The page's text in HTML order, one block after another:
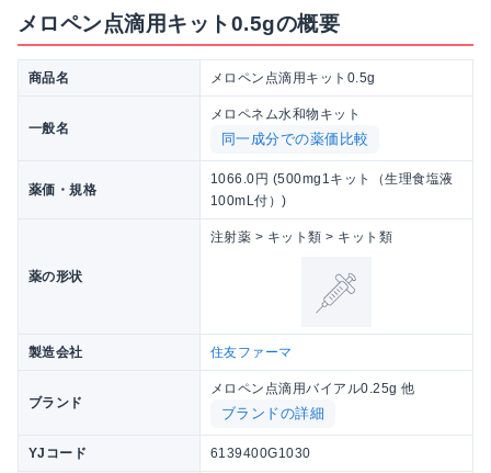
メロペン点滴用キット0.5gの概要
商品名 メロペン点滴用キット0.5g
一般名
メロペネム水和物キット
同一成分での薬価比較
薬価・規格
1066.0円 (500mg1キット（生理食塩液
100mL付）)
薬の形状
注射薬 > キット類 > キット類
製造会社 住友ファーマ
ブランド
メロペン点滴用バイアル0.25g 他
ブランドの詳細
YJコード 6139400G1030